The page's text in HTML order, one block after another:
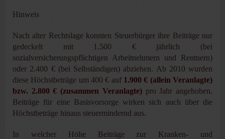
Hinweis
Nach alter Rechtslage konnten Steuerbürger ihre Beiträge nur
gedeckelt mit 1.500 € jährlich (bei
sozialversicherungspflichtigen Arbeitnehmern und Rentnern)
oder 2.400 € (bei Selbständigen) abziehen. Ab 2010 wurden
diese Höchstbeträge um 400 € auf 1.900 € (allein Veranlagte)
bzw. 2.800 € (zusammen Veranlagte)pro Jahr angehoben.
Beiträge für eine Basisvorsorge wirken sich auch über die
Höchstbeträge hinaus steuermindernd aus.
In welcher Höhe Beiträge zur Kranken- und